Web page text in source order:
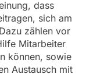
dass
sich am
zählen vor
Mitarbeiter
können, sowie
Austausch mit